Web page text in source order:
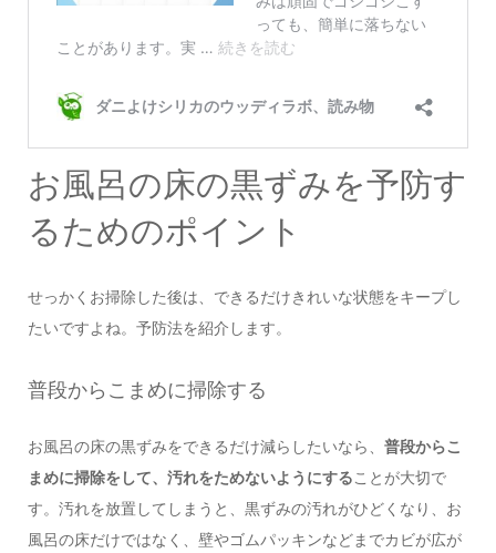
お風呂の床の黒ずみを予防す
るためのポイント
せっかくお掃除した後は、できるだけきれいな状態をキープし
たいですよね。予防法を紹介します。
普段からこまめに掃除する
お風呂の床の黒ずみをできるだけ減らしたいなら、 普段からこ
まめに掃除をして、汚れをためないようにすることが大切で
す。汚れを放置してしまうと、黒ずみの汚れがひどくなり、お
風呂の床だけではなく、壁やゴムパッキンなどまでカビが広が